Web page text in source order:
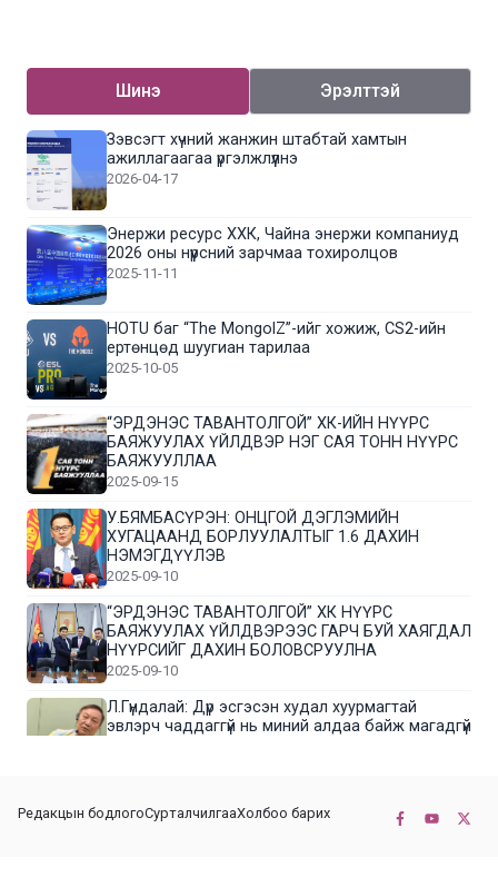
Шинэ Эрэлттэй
Зэвсэгт хүчний жанжин штабтай хамтын
ажиллагаагаа үргэлжлүүлнэ
2026-04-17
Энержи ресурс ХХК, Чайна энержи компаниуд
2026 оны нүүрсний зарчмаа тохиролцов
2025-11-11
HOTU баг “The MongolZ”-ийг хожиж, CS2-ийн
ертөнцөд шуугиан тарилаа
2025-10-05
“ЭРДЭНЭС ТАВАНТОЛГОЙ” ХК-ИЙН НҮҮРС
БАЯЖУУЛАХ ҮЙЛДВЭР НЭГ САЯ ТОНН НҮҮРС
БАЯЖУУЛЛАА
2025-09-15
У.БЯМБАСҮРЭН: ОНЦГОЙ ДЭГЛЭМИЙН
ХУГАЦААНД БОРЛУУЛАЛТЫГ 1.6 ДАХИН
НЭМЭГДҮҮЛЭВ
2025-09-10
“ЭРДЭНЭС ТАВАНТОЛГОЙ” ХК НҮҮРС
БАЯЖУУЛАХ ҮЙЛДВЭРЭЭС ГАРЧ БУЙ ХАЯГДАЛ
НҮҮРСИЙГ ДАХИН БОЛОВСРУУЛНА
2025-09-10
Л.Гүндалай: Дүр эсгэсэн худал хуурмагтай
эвлэрч чаддаггүй нь миний алдаа байж магадгүй
БАГИЙН ИРГЭДИЙН ТӨЛӨӨЛӨЛ НҮҮРС
Редакцын бодлогоСурталчилгааХолбоо барих